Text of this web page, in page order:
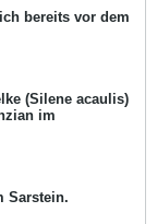
bereits vor dem
(Silene acaulis)
im
Sarstein.